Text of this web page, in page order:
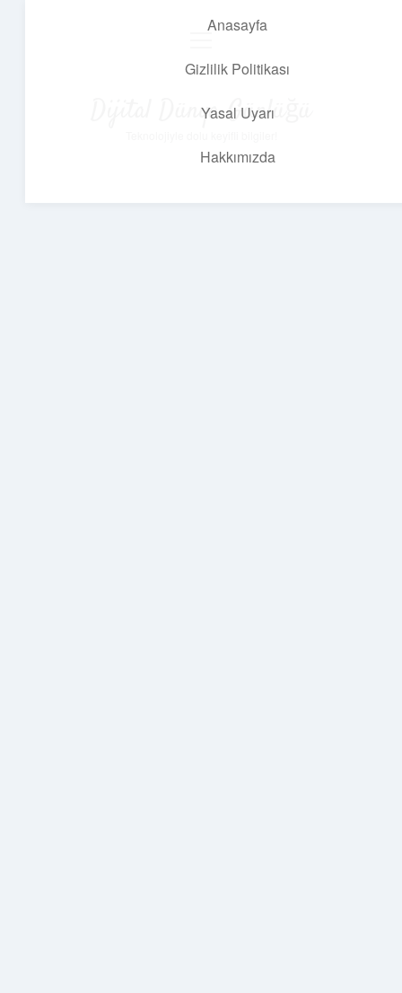
Anasayfa
Gizlilik Politikası
Yasal Uyarı
Hakkımızda
Dijital Dünya Günlüğü